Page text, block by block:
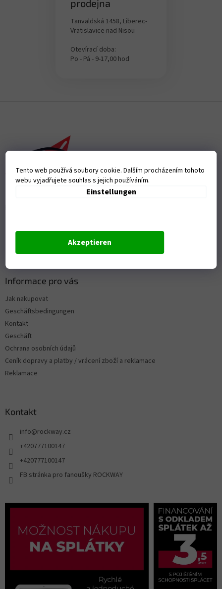
Tento web používá soubory cookie. Dalším procházením tohoto
webu vyjadřujete souhlas s jejich používáním.
Einstellungen
Akzeptieren
prodejna
Tanvaldská 1458, Liberec-
Vratislavice nad Nisou
Otevírací doba:
Po - Pá - 9-17,00 hod
Informace pro vás
Jak nakupovat
Geschäftsbedingungen
Kontakt
Geschäft
Ochrana osobních údajů
Ceník dopravy a platby / vrácení zboží a reklamace
Reklamace
Kontakt
info@rockway.cz
+420777100147
+420777100147
FB stránka pro fanoušky ROCKWAY